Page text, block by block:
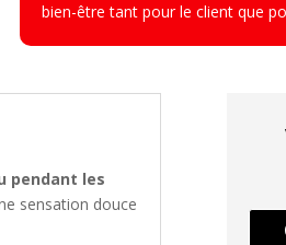
bien-être tant pour le client que
pendant les
sensation douce